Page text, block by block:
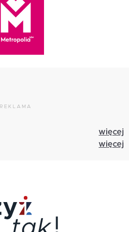
REKLAMA
więcej
więcej